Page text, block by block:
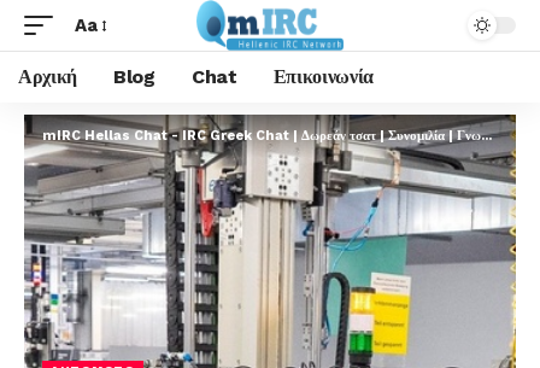
Aa
Αρχική Blog Chat Επικοινωνία
mIRC Hellas Chat - IRC Greek Chat | Δωρεάν τσατ | Συνομιλία | Γνωριμίες | FREE